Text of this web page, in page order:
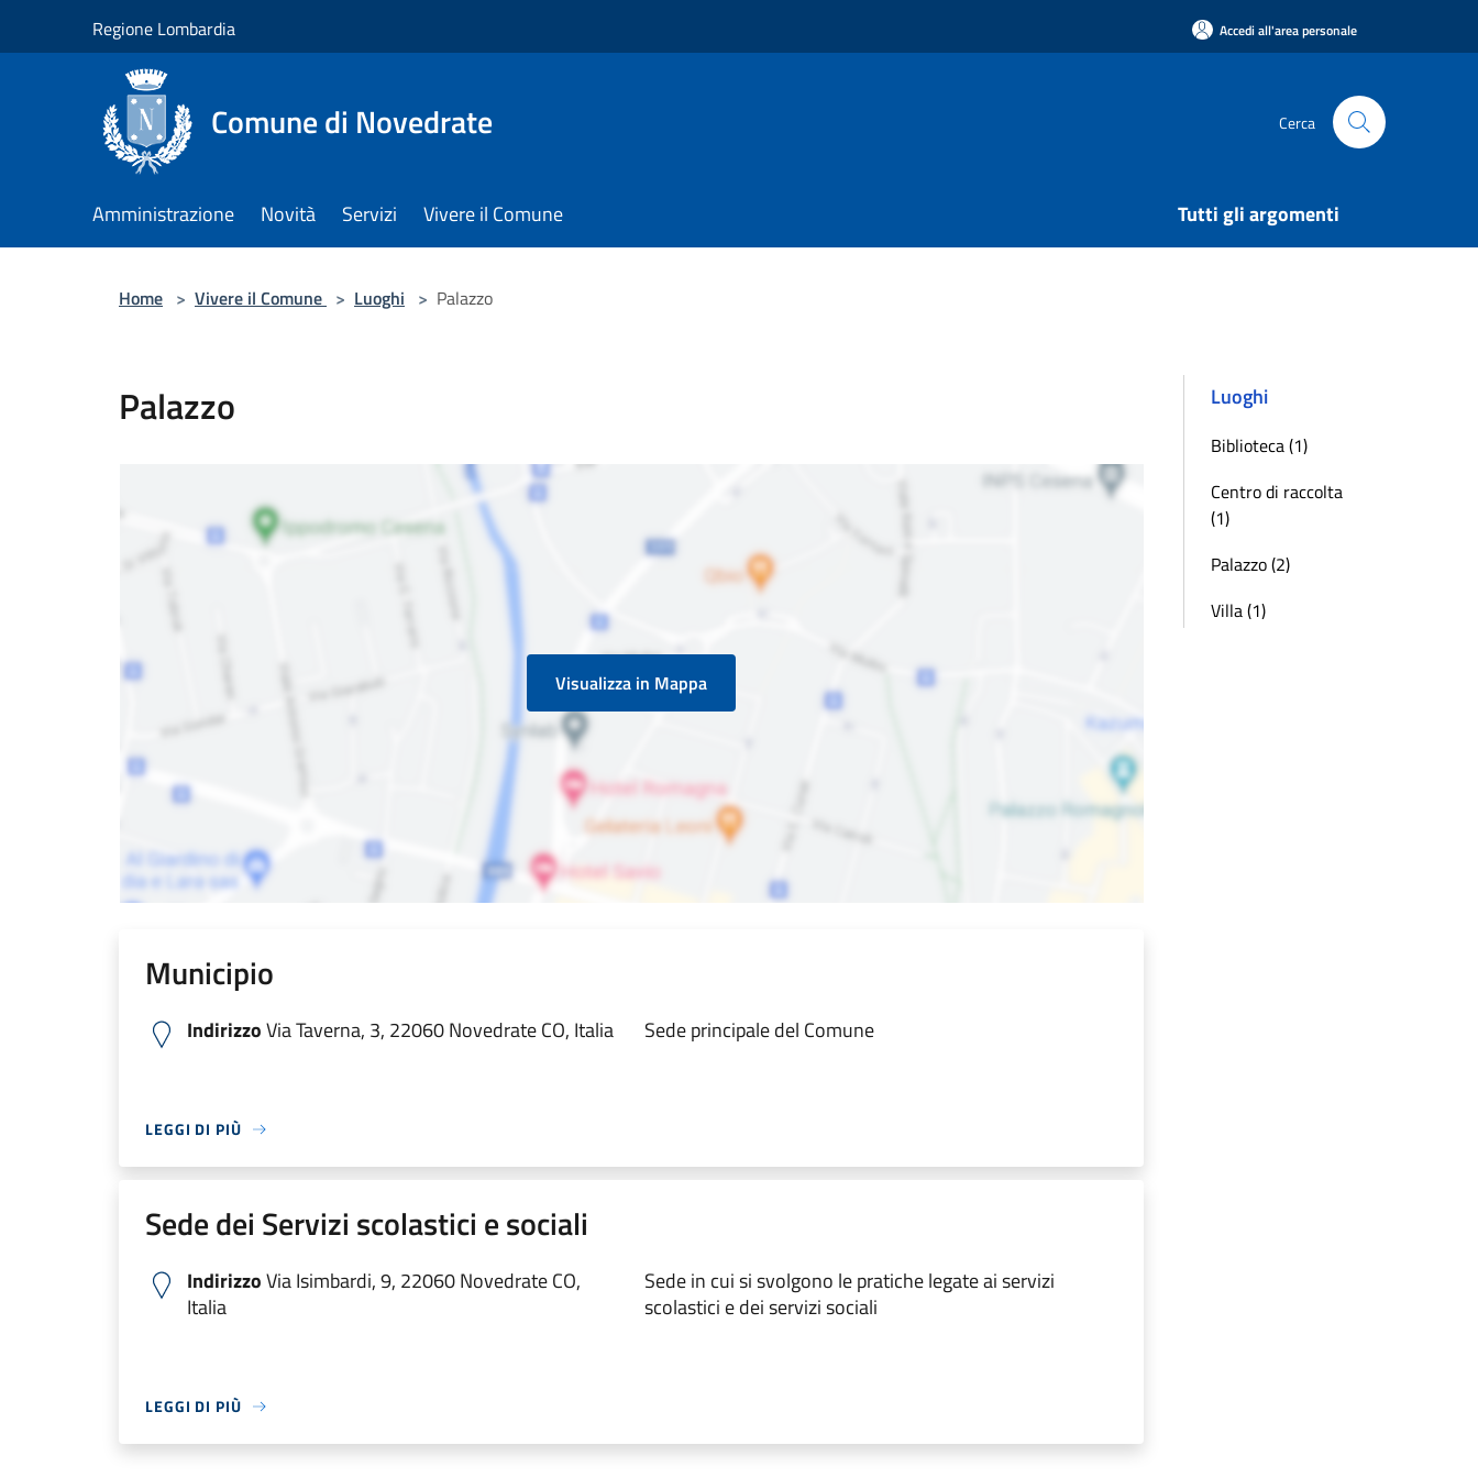
Regione Lombardia Accedi all'area personale
Comune di Novedrate Cerca
Amministrazione Novità Servizi Vivere il Comune Tutti gli argomenti
Home > Vivere il Comune > Luoghi > Palazzo
Palazzo
Visualizza in Mappa
Municipio
IndirizzoVia Taverna, 3, 22060 Novedrate CO, Italia Sede principale del Comune
LEGGI DI PIÙ
Sede dei Servizi scolastici e sociali
IndirizzoVia Isimbardi, 9, 22060 Novedrate CO,
Italia
Sede in cui si svolgono le pratiche legate ai servizi
scolastici e dei servizi sociali
LEGGI DI PIÙ
Luoghi
Biblioteca (1)
Centro di raccolta
(1)
Palazzo (2)
Villa (1)